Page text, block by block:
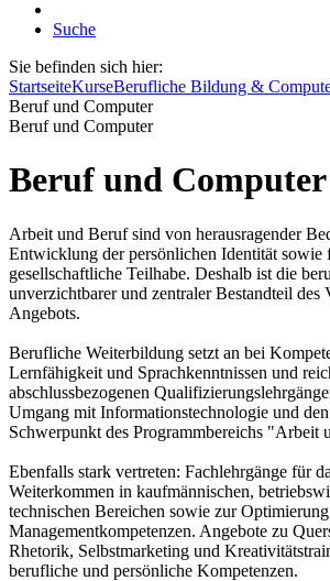
Suche
Sie befinden sich hier:
StartseiteKurseBerufliche Bildung &
Beruf und Computer
Beruf und Computer
Beruf und Computer
Arbeit und Beruf sind von herausragender
Entwicklung der persönlichen Identität sowie
gesellschaftliche Teilhabe. Deshalb ist die
unverzichtbarer und zentraler Bestandteil des
Angebots.
Berufliche Weiterbildung setzt an bei
Lernfähigkeit und Sprachkenntnissen und
abschlussbezogenen
Umgang mit Informationstechnologie und
Schwerpunkt des Programmbereichs "Arbeit
Ebenfalls stark vertreten: Fachlehrgänge für
Weiterkommen in kaufmännischen,
technischen Bereichen sowie zur
Managementkompetenzen. Angebote zu
Rhetorik, Selbstmarketing und
berufliche und persönliche Kompetenzen.